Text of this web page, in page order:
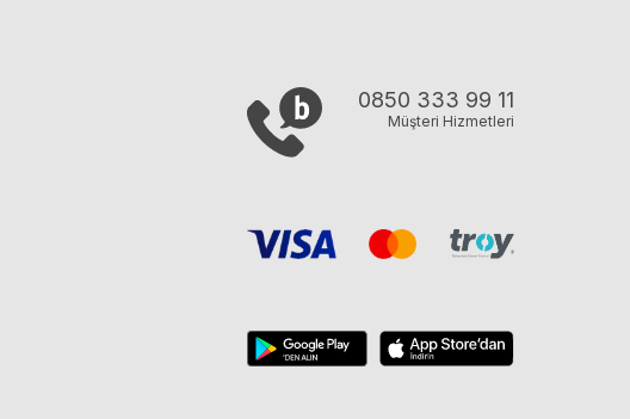
0850 333 99 11
Müşteri Hizmetleri